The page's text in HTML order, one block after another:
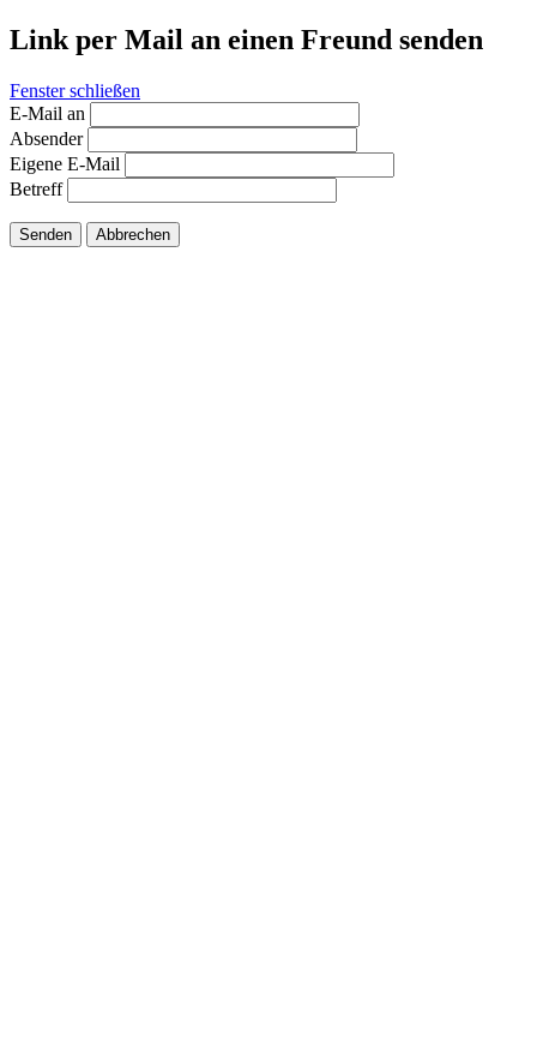
Link per Mail an einen Freund senden
Fenster schließen
E-Mail an
Absender
Eigene E-Mail
Betreff
Senden Abbrechen